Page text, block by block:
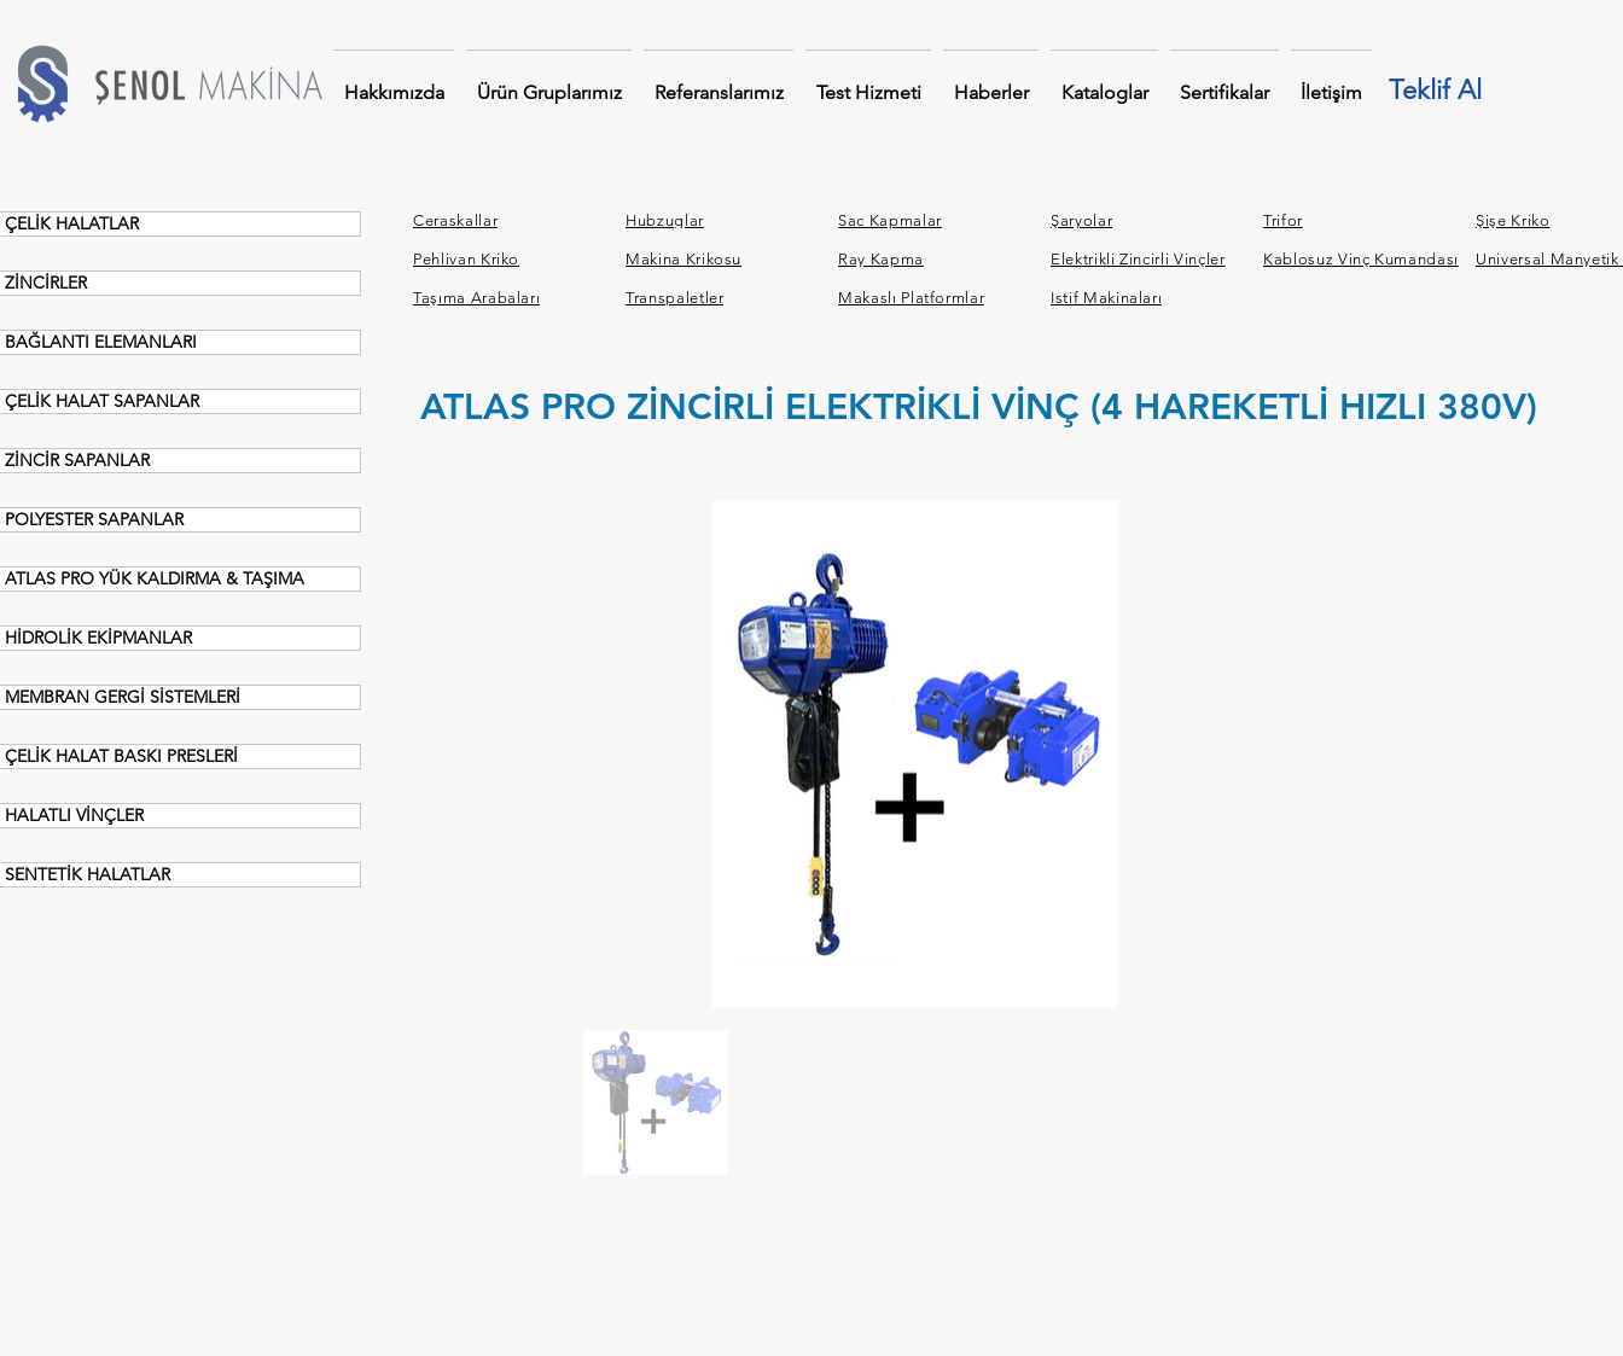
Hakkımızda Ürün Gruplarımız Referanslarımız Test Hizmeti Haberler Kataloglar Sertifikalar İletişim Teklif Al
ÇELİK HALATLAR
ZİNCİRLER
BAĞLANTI ELEMANLARI
ÇELİK HALAT SAPANLAR
ZİNCİR SAPANLAR
POLYESTER SAPANLAR
ATLAS PRO YÜK KALDIRMA & TAŞIMA
HİDROLİK EKİPMANLAR
MEMBRAN GERGİ SİSTEMLERİ
ÇELİK HALAT BASKI PRESLERİ
HALATLI VİNÇLER
SENTETİK HALATLAR
Ceraskallar
Pehlivan Kriko
Taşıma Arabaları
Hubzuglar
Makina Krikosu
Transpaletler
Sac Kapmalar
Ray Kapma
Makaslı Platformlar
Şaryolar
Elektrikli Zincirli Vinçler
İstif Makinaları
Trifor
Kablosuz Vinç Kumandası
Şişe Kriko
Universal Manyetik
ATLAS PRO ZİNCİRLİ ELEKTRİKLİ VİNÇ (4 HAREKETLİ HIZLI 380V)